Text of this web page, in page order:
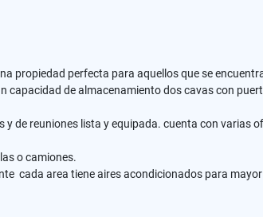
propiedad perfecta para aquellos que se
capacidad de almacenamiento dos cavas con
y de reuniones lista y equipada. cuenta con varias
o camiones.
cada area tiene aires acondicionados para